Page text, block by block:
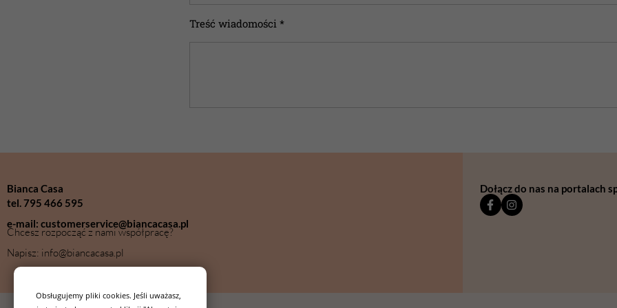
Treść wiadomości *
Bianca Casa
tel. 795 466 595
e-mail: customerservice@biancacasa.pl
Chcesz rozpocząć z nami współpracę?
Napisz: info@biancacasa.pl
Dołącz do nas na portalach
Obsługujemy pliki cookies. Jeśli uważasz,